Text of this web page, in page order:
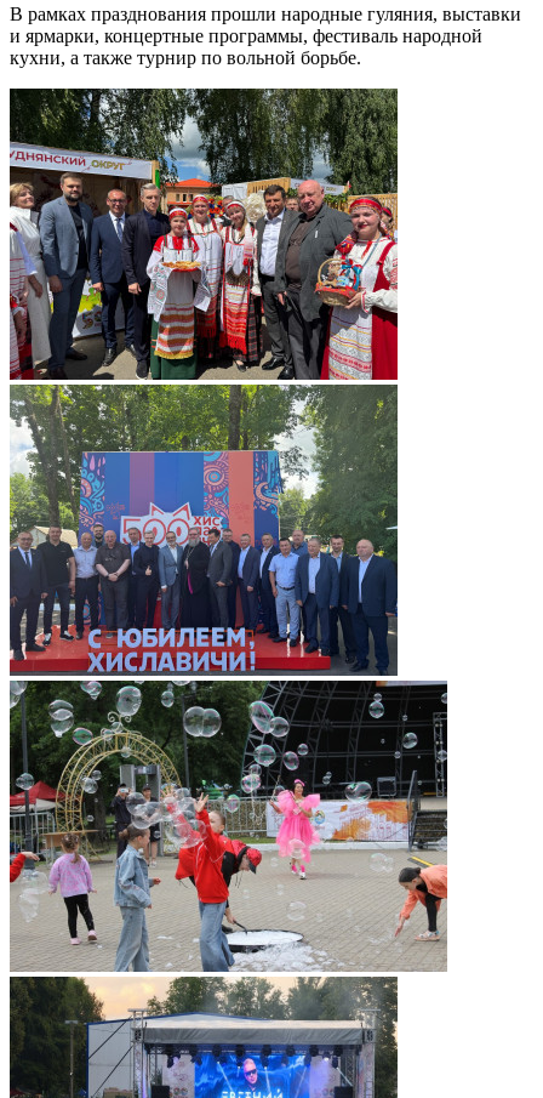
В рамках празднования прошли народные гуляния, выставки
и ярмарки, концертные программы, фестиваль народной
кухни, а также турнир по вольной борьбе.